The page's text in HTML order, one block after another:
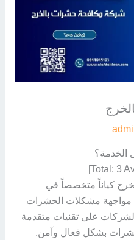
الخدمة؟
3
]
كياناً متخصصاً في
مواجهة مشكلات الحشرات
على تقنيات متقدمة
بشكل فعال وآمن.